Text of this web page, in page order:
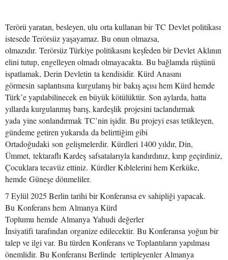
Terörü yaratan, besleyen, ulu orta kullanan bir TC Devlet politikası
istesede Terörsüz yaşayamaz. Bu onun olmazsa,
olmazıdır. Terörsüz Türkiye politikasını keşfeden bir Devlet Aklının
elini tutup, engelleyen olmadı olmayacakta. Bu bağlamda rüştünü
ispatlamak, Derin Devletin ta kendisidir. Kürd Anasını
görmesin saplantısına kurgulanış bir bakış açısı hem Kürd hemde
Türk’e yapılabilinecek en büyük kötülüktür. Son aylarda, hatta
yıllarda kurgulanmış barış, kardeşlik projesini taclandırmak
yada yine sonlandırmak TC’nin işidir. Bu projeyi esas tetikleyen,
gündeme getiren yukarıda da belirttiğim gibi
Ortadoğudaki son gelişmelerdir. Kürdleri 1400 yıldır, Din,
Ümmet, tektaraflı Kardeş safsatalarıyla kandırdınız, kırıp geçirdiniz,
Çocuklara tecavüz ettiniz. Kürdler Kıblelerini hem Kerküke,
hemde Güneşe dönmeliler.
7 Eylül 2025 Berlin tarihi bir Konferansa ev sahipliği yapacak.
Bu Konferans hem Almanya Kürd
Toplumu hemde Almanya Yahudi değerler
İnsiyatifi tarafından organize edilecektir. Bu Konferansa yoğun bir
talep ve ilgi var. Bu türden Konferans ve Toplantıların yapılması
önemlidir. Bu Konferansı Berlinde tertipleyenler Almanya